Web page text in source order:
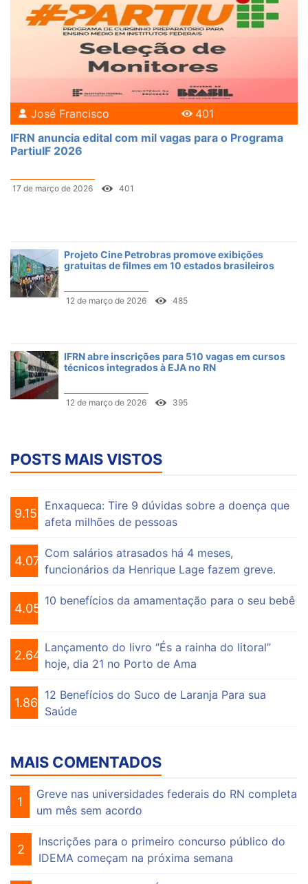
José Francisco
401
IFRN anuncia edital com mil vagas para o Programa
PartiuIF 2026
17 de março de 2026 401
Projeto Cine Petrobras promove exibições
gratuitas de filmes em 10 estados brasileiros
12 de março de 2026 485
IFRN abre inscrições para 510 vagas em cursos
técnicos integrados à EJA no RN
12 de março de 2026 395
POSTS MAIS VISTOS
9.153
Enxaqueca: Tire 9 dúvidas sobre a doença que
afeta milhões de pessoas
4.074
Com salários atrasados há 4 meses,
funcionários da Henrique Lage fazem greve.
4.055
10 benefícios da amamentação para o seu bebê
2.647
Lançamento do livro “És a rainha do litoral”
hoje, dia 21 no Porto de Ama
1.863
12 Benefícios do Suco de Laranja Para sua
Saúde
MAIS COMENTADOS
1
Greve nas universidades federais do RN completa
um mês sem acordo
2
Inscrições para o primeiro concurso público do
IDEMA começam na próxima semana